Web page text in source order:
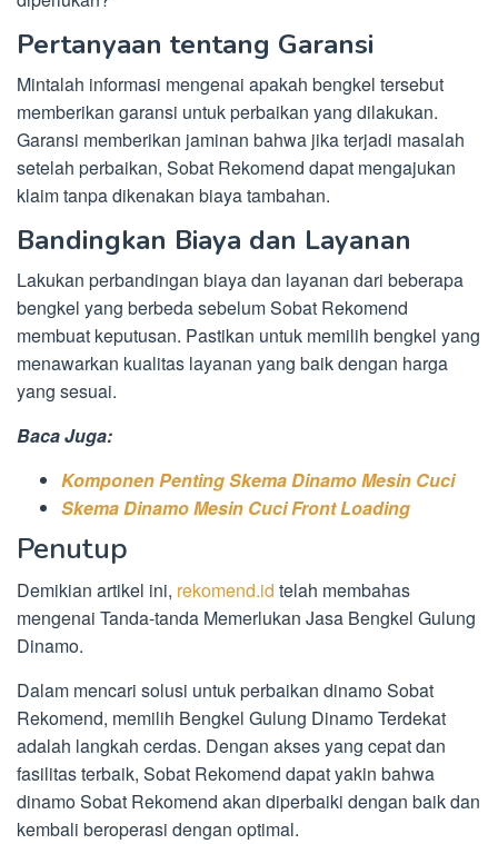
Pertanyaan tentang Garansi
Mintalah informasi mengenai apakah bengkel tersebut
memberikan garansi untuk perbaikan yang dilakukan.
Garansi memberikan jaminan bahwa jika terjadi masalah
setelah perbaikan, Sobat Rekomend dapat mengajukan
klaim tanpa dikenakan biaya tambahan.
Bandingkan Biaya dan Layanan
Lakukan perbandingan biaya dan layanan dari beberapa
bengkel yang berbeda sebelum Sobat Rekomend
membuat keputusan. Pastikan untuk memilih bengkel yang
menawarkan kualitas layanan yang baik dengan harga
yang sesuai.
Baca Juga:
Komponen Penting Skema Dinamo Mesin Cuci
Skema Dinamo Mesin Cuci Front Loading
Penutup
Demikian artikel ini, rekomend.id telah membahas
mengenai Tanda-tanda Memerlukan Jasa Bengkel Gulung
Dinamo.
Dalam mencari solusi untuk perbaikan dinamo Sobat
Rekomend, memilih Bengkel Gulung Dinamo Terdekat
adalah langkah cerdas. Dengan akses yang cepat dan
fasilitas terbaik, Sobat Rekomend dapat yakin bahwa
dinamo Sobat Rekomend akan diperbaiki dengan baik dan
kembali beroperasi dengan optimal.